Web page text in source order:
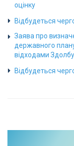
оцінку
Відбудеться
Заява про
державного
відходами
Відбудеться